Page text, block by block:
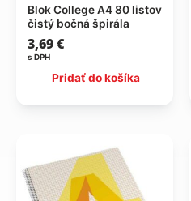
Blok College A4 80 listov
čistý bočná špirála
3,69€
s DPH
Pridať do košíka